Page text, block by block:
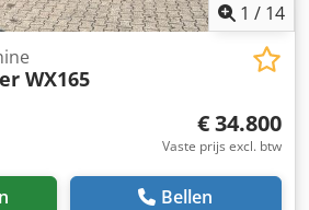
1 / 14
WX165
€ 34.800
Vaste prijs excl. btw
Bellen